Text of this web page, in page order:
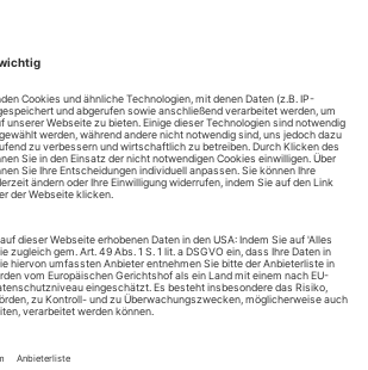
in Europa der Klassizismus Wurzeln
Rameau mit «Les Boréades» eine
von Lully begründeten französischen
des 80-Jährigen wurde 1763 zwar
aus Zensurgründen aber nicht
Rameaus Tod 1764 vergessen. Mehr als
John Eliot...
Saarbrücken
nach dem indischen Nationalepos
1908/09. Nachdem Gustav Holst sie